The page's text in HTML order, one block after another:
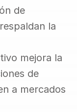
de
la
mejora la
de
a mercados